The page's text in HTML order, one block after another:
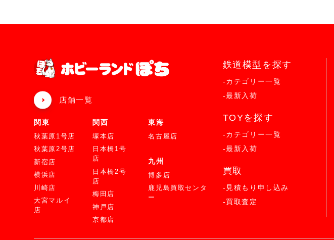
店舗一覧
関東
秋葉原1号店
秋葉原2号店
新宿店
横浜店
川崎店
大宮マルイ
店
関西
塚本店
日本橋1号
店
日本橋2号
店
梅田店
神戸店
京都店
東海
名古屋店
九州
博多店
鹿児島買取センタ
ー
鉄道模型を探す
-カテゴリー一覧
-最新入荷
TOYを探す
-カテゴリー一覧
-最新入荷
買取
-見積もり申し込み
-買取査定